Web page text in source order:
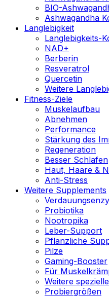
BIO-
Ashwagandha
Langlebigkeit
Langlebigkeits-
NAD+
Berberin
Resveratrol
Quercetin
Weitere
Fitness-Ziele
Muskelaufbau
Abnehmen
Performance
Stärkung des
Regeneration
Besser Schlafen
Haut, Haare &
Anti-Stress
Weitere Supplements
Probiotika
Nootropika
Leber-Support
Pflanzliche
Pilze
Gaming-Booster
Für
Weitere
Probiergrößen